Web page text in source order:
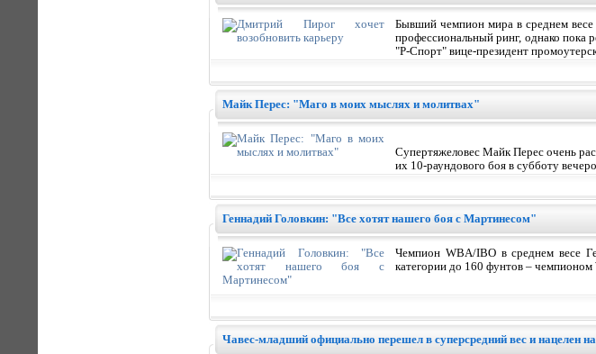
Бывший чемпион мира в среднем весе
профессиональный ринг, однако пока
"Р-Спорт" вице-президент
Майк Перес: "Маго в моих мыслях и молитвах"
Супертяжеловес Майк Перес очень
их 10-раундового боя в субботу
Геннадий Головкин: "Все хотят нашего боя с Мартинесом"
Чемпион WBA/IBO в среднем весе
категории до 160 фунтов –
Чавес-младший официально перешел в суперсредний вес и нацелен